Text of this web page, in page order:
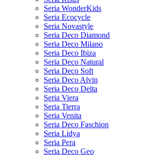
Seria WonderKids
Seria Ecocycle
Seria Novastyle
Seria Deco Diamond
Seria Deco Milano
Seria Deco Ibiza
Seria Deco Natural
Seria Deco Soft
Seria Deco Alvin
Seria Deco Delta
Seria Viera
Seria Tierra
Seria Venita
Seria Deco Faschion
Seria Lidya
Seria Pera
Seria Deco Geo